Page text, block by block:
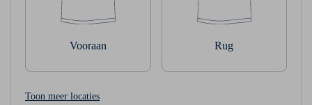
Vooraan Rug
Toon meer locaties